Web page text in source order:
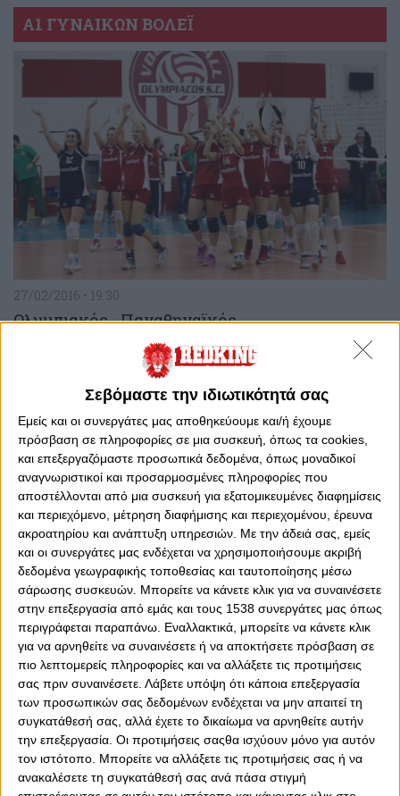
Σεβόμαστε την ιδιωτικότητά σας
Εμείς και οι συνεργάτες μας αποθηκεύουμε και/ή έχουμε
πρόσβαση σε πληροφορίες σε μια συσκευή, όπως τα cookies,
και επεξεργαζόμαστε προσωπικά δεδομένα, όπως μοναδικοί
αναγνωριστικοί και προσαρμοσμένες πληροφορίες που
αποστέλλονται από μια συσκευή για εξατομικευμένες διαφημίσεις
και περιεχόμενο, μέτρηση διαφήμισης και περιεχομένου, έρευνα
ακροατηρίου και ανάπτυξη υπηρεσιών. Με την άδειά σας, εμείς
και οι συνεργάτες μας ενδέχεται να χρησιμοποιήσουμε ακριβή
δεδομένα γεωγραφικής τοποθεσίας και ταυτοποίησης μέσω
σάρωσης συσκευών. Μπορείτε να κάνετε κλικ για να συναινέσετε
στην επεξεργασία από εμάς και τους 1538 συνεργάτες μας όπως
περιγράφεται παραπάνω. Εναλλακτικά, μπορείτε να κάνετε κλικ
για να αρνηθείτε να συναινέσετε ή να αποκτήσετε πρόσβαση σε
πιο λεπτομερείς πληροφορίες και να αλλάξετε τις προτιμήσεις
σας πριν συναινέσετε. Λάβετε υπόψη ότι κάποια επεξεργασία
των προσωπικών σας δεδομένων ενδέχεται να μην απαιτεί τη
συγκατάθεσή σας, αλλά έχετε το δικαίωμα να αρνηθείτε αυτήν
την επεξεργασία. Οι προτιμήσεις σαςθα ισχύουν μόνο για αυτόν
τον ιστότοπο. Μπορείτε να αλλάξετε τις προτιμήσεις σας ή να
ανακαλέσετε τη συγκατάθεσή σας ανά πάσα στιγμή
Α1 ΓΥΝΑΙΚΩΝ ΒΟΛΕΪ
27/02/2016 • 19:30
Ολυμπιακός - Παναθηναϊκός
19/03/2016 • 17:30
Ολυμπιακός - ΑΕΚ